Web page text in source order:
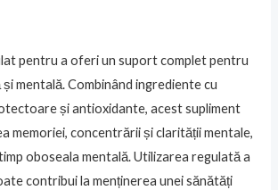
pentru a oferi un suport complet pentru
mentală. Combinând ingrediente cu
și antioxidante, acest supliment
memoriei, concentrării și clarității mentale,
oboseala mentală. Utilizarea regulată a
contribui la menținerea unei sănătăți